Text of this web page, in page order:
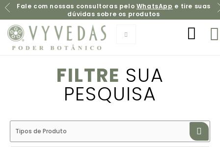
Fale com nossas consultoras pelo WhatsApp e tire suas
dúvidas sobre os produtos
FILTRE SUA
PESQUISA
Tipos de Produto